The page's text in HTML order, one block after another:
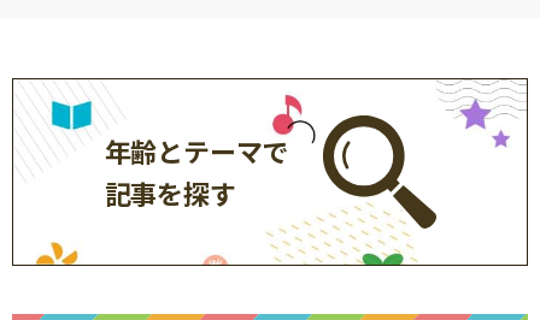
年齢とテーマで
記事を探す